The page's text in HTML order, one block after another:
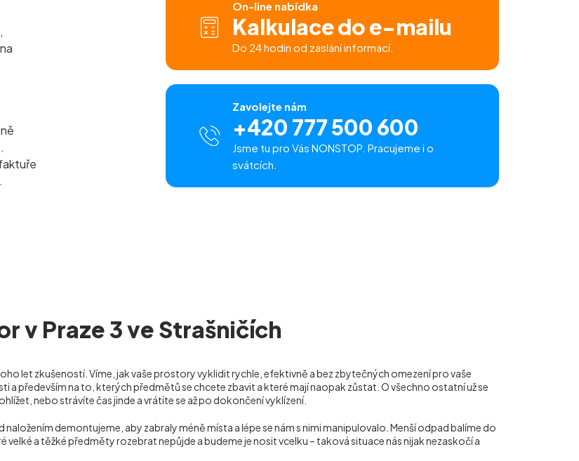
On-line nabídka
Kalkulace do e-mailu
Do 24 hodin od zaslání informací.
Zavolejte nám
+420 777 500 600
Jsme tu pro Vás NONSTOP. Pracujeme i o
svátcích.
v Praze 3 ve Strašničích
let zkušeností. Víme, jak vaše prostory vyklidit rychle, efektivně a bez zbytečných omezení pro vaše
především na to, kterých předmětů se chcete zbavit a které mají naopak zůstat. O všechno ostatní už se
nebo strávíte čas jinde a vrátíte se až po dokončení vyklízení.
demontujeme, aby zabraly méně místa a lépe se nám s nimi manipulovalo. Menší odpad balíme do
a těžké předměty rozebrat nepůjde a budeme je nosit vcelku – taková situace nás nijak nezaskočí a